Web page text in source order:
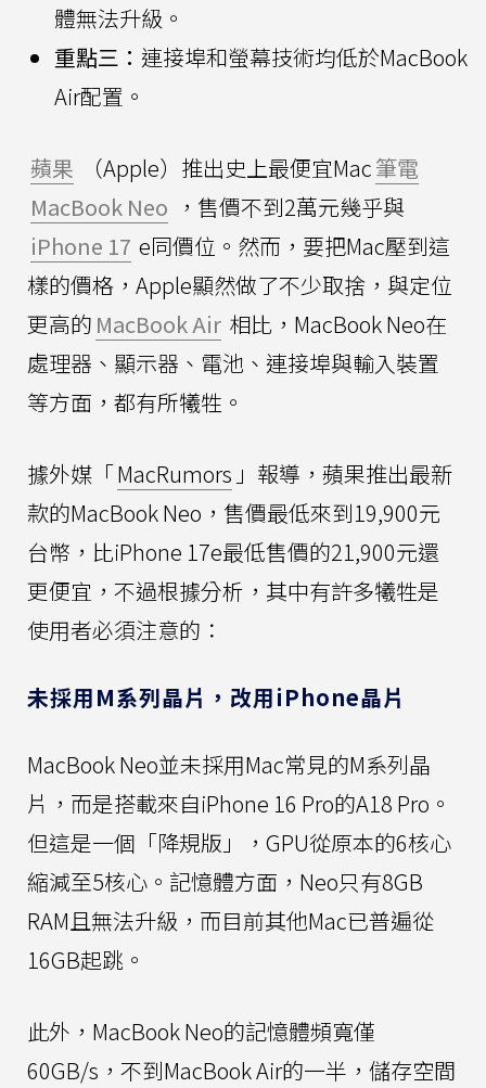
體無法升級。
重點三： 連接埠和螢幕技術均低於MacBook
Air配置。
蘋果 （Apple）推出史上最便宜Mac筆電
MacBook Neo ，售價不到2萬元幾乎與
iPhone 17 e同價位。然而，要把Mac壓到這
樣的價格，Apple顯然做了不少取捨，與定位
更高的 MacBook Air 相比，MacBook Neo在
處理器、顯示器、電池、連接埠與輸入裝置
等方面，都有所犧牲。
據外媒「MacRumors 」報導，蘋果推出最新
款的MacBook Neo，售價最低來到19,900元
台幣，比iPhone 17e最低售價的21,900元還
更便宜，不過根據分析，其中有許多犧牲是
使用者必須注意的：
未採用M系列晶片，改用iPhone晶片
MacBook Neo並未採用Mac常見的M系列晶
片，而是搭載來自iPhone 16 Pro的A18 Pro。
但這是一個「降規版」，GPU從原本的6核心
縮減至5核心。記憶體方面，Neo只有8GB
RAM且無法升級，而目前其他Mac已普遍從
16GB起跳。
此外，MacBook Neo的記憶體頻寬僅
60GB/s，不到MacBook Air的一半，儲存空間